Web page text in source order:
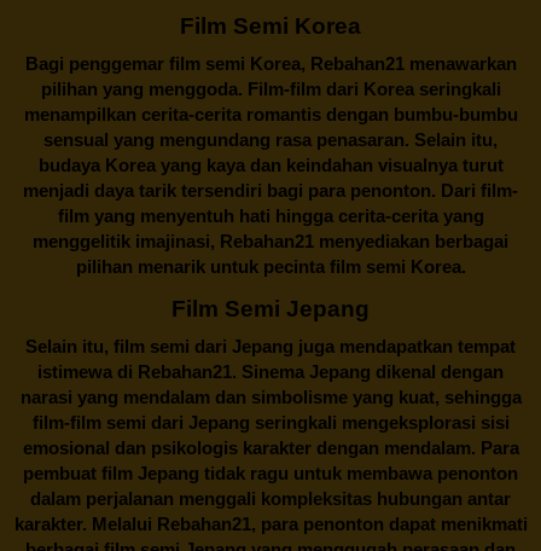
Film Semi Korea
Bagi penggemar film semi Korea, Rebahan21menawarkan
pilihan yang menggoda. Film-film dari Korea seringkali
menampilkan cerita-cerita romantis dengan bumbu-bumbu
sensual yang mengundang rasa penasaran. Selain itu,
budaya Korea yang kaya dan keindahan visualnya turut
menjadi daya tarik tersendiri bagi para penonton. Dari film-
film yang menyentuh hati hingga cerita-cerita yang
menggelitik imajinasi, Rebahan21 menyediakan berbagai
pilihan menarik untuk pecinta film semi Korea.
Film Semi Jepang
Selain itu, film semi dari Jepang juga mendapatkan tempat
istimewa di Rebahan21. Sinema Jepang dikenal dengan
narasi yang mendalam dan simbolisme yang kuat, sehingga
film-film semi dari Jepang seringkali mengeksplorasi sisi
emosional dan psikologis karakter dengan mendalam. Para
pembuat film Jepang tidak ragu untuk membawa penonton
dalam perjalanan menggali kompleksitas hubungan antar
karakter. Melalui Rebahan21, para penonton dapat menikmati